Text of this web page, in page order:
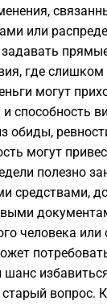
или
где
могут
способность
обиды,
могут
полезно
средствами,
человека или
старый вопрос.